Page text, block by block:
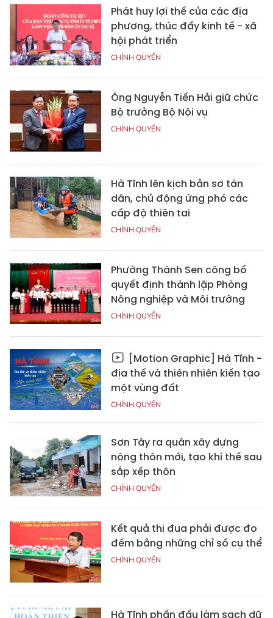
Phát huy lợi thế của các địa
phương, thúc đẩy kinh tế - xã
hội phát triển
CHÍNH QUYỀN
Ông Nguyễn Tiến Hải giữ chức
Bộ trưởng Bộ Nội vụ
CHÍNH QUYỀN
Hà Tĩnh lên kịch bản sơ tán
dân, chủ động ứng phó các
cấp độ thiên tai
CHÍNH QUYỀN
Phường Thành Sen công bố
quyết định thành lập Phòng
Nông nghiệp và Môi trường
CHÍNH QUYỀN
[Motion Graphic] Hà Tĩnh -
địa thế và thiên nhiên kiến tạo
một vùng đất
CHÍNH QUYỀN
Sơn Tây ra quân xây dựng
nông thôn mới, tạo khí thế sau
sắp xếp thôn
CHÍNH QUYỀN
Kết quả thi đua phải được đo
đếm bằng những chỉ số cụ thể
CHÍNH QUYỀN
Hà Tĩnh phấn đấu làm sạch dữ